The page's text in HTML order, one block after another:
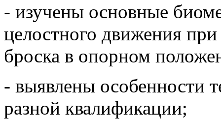
- изучены основные
целостного движения
броска в опорном
- выявлены особенности
разной квалификации;